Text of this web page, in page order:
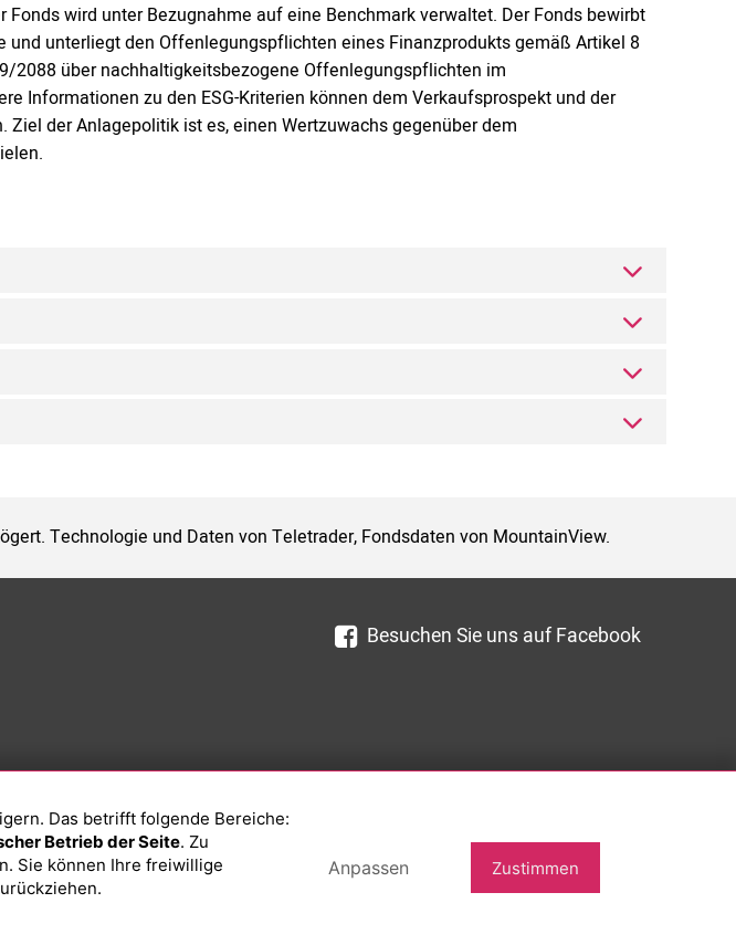
Fonds wird unter Bezugnahme auf eine Benchmark verwaltet. Der Fonds bewirbt
und unterliegt den Offenlegungspflichten eines Finanzprodukts gemäß Artikel 8
2088 über nachhaltigkeitsbezogene Offenlegungspflichten im
Informationen zu den ESG-Kriterien können dem Verkaufsprospekt und der
Ziel der Anlagepolitik ist es, einen Wertzuwachs gegenüber dem
Technologie und Daten von Teletrader, Fondsdaten von MountainView.
Besuchen Sie uns auf Facebook
Das betrifft folgende Bereiche:
Betrieb der Seite. Zu
Sie können Ihre freiwillige
Anpassen Zustimmen